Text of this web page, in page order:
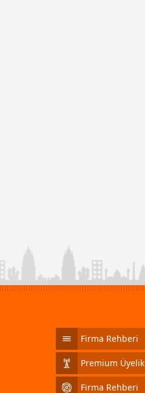
Firma Rehberi
Premium Üyelik
Firma Rehberi